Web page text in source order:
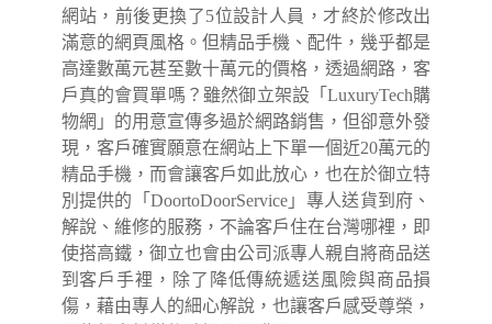
網站，前後更換了5位設計人員，才終於修改出
滿意的網頁風格。但精品手機、配件，幾乎都是
高達數萬元甚至數十萬元的價格，透過網路，客
戶真的會買單嗎？雖然御立架設「LuxuryTech購
物網」的用意宣傳多過於網路銷售，但卻意外發
現，客戶確實願意在網站上下單一個近20萬元的
精品手機，而會讓客戶如此放心，也在於御立特
別提供的「DoortoDoorService」專人送貨到府、
解說、維修的服務，不論客戶住在台灣哪裡，即
使搭高鐵，御立也會由公司派專人親自將商品送
到客戶手裡，除了降低傳統遞送風險與商品損
傷，藉由專人的細心解說，也讓客戶感受尊榮，